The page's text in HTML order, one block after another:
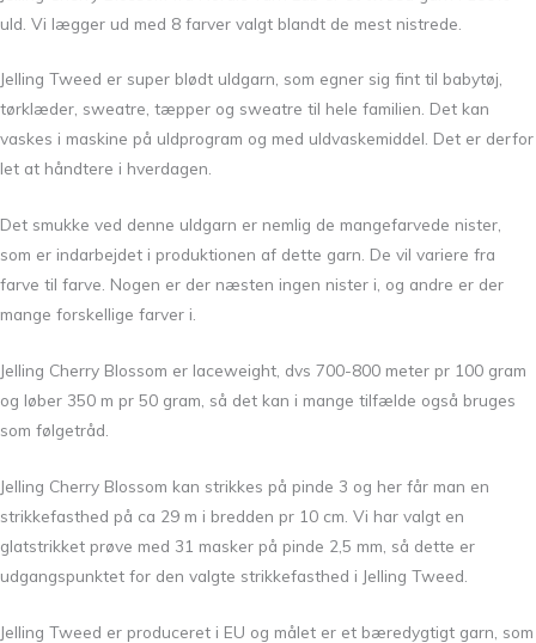
uld. Vi lægger ud med 8 farver valgt blandt de mest nistrede.
Jelling Tweed er super blødt uldgarn, som egner sig fint til babytøj,
tørklæder, sweatre, tæpper og sweatre til hele familien. Det kan
vaskes i maskine på uldprogram og med uldvaskemiddel. Det er derfor
let at håndtere i hverdagen.
Det smukke ved denne uldgarn er nemlig de mangefarvede nister,
som er indarbejdet i produktionen af dette garn. De vil variere fra
farve til farve. Nogen er der næsten ingen nister i, og andre er der
mange forskellige farver i.
Jelling Cherry Blossom er laceweight, dvs 700-800 meter pr 100 gram
og løber 350 m pr 50 gram, så det kan i mange tilfælde også bruges
som følgetråd.
Jelling Cherry Blossom kan strikkes på pinde 3 og her får man en
strikkefasthed på ca 29 m i bredden pr 10 cm. Vi har valgt en
glatstrikket prøve med 31 masker på pinde 2,5 mm, så dette er
udgangspunktet for den valgte strikkefasthed i Jelling Tweed.
Jelling Tweed er produceret i EU og målet er et bæredygtigt garn, som